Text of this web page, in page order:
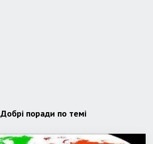
Добрі поради по темі